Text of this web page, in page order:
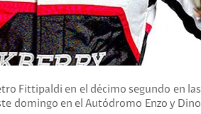
Fittipaldi en el décimo segundo en las
domingo en el Autódromo Enzo y Dino